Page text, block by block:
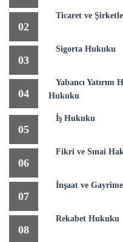
02
Ticaret ve
03
Sigorta Hukuku
04
Yabancı Yatırım
Hukuku
05
İş Hukuku
06
Fikri ve Sınai
07
İnşaat ve
08
Rekabet Hukuku